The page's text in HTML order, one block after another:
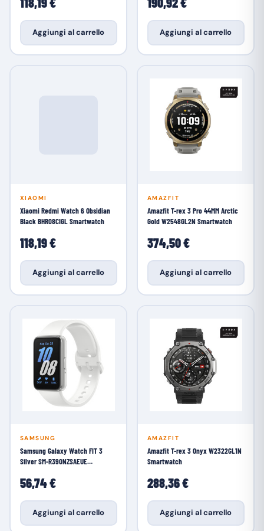
Aggiungi al carrello Aggiungi al carrello
XIAOMI
Xiaomi Redmi Watch 6 Obsidian
Black BHR08CIGL Smartwatch
118,19 €
Aggiungi al carrello
AMAZFIT
Amazfit T-rex 3 Pro 44MM Arctic
Gold W2548GL2N Smartwatch
374,50 €
Aggiungi al carrello
SAMSUNG
Samsung Galaxy Watch FIT 3
Silver SM-R390NZSAEUE
56,74 €
Aggiungi al carrello
AMAZFIT
Amazfit T-rex 3 Onyx W2322GL1N
Smartwatch
288,36 €
Aggiungi al carrello